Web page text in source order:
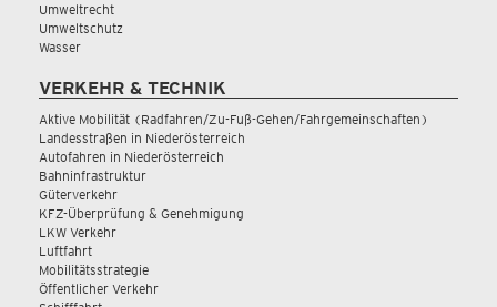
Umweltrecht
Umweltschutz
Wasser
VERKEHR & TECHNIK
Aktive Mobilität (Radfahren/Zu-Fuß-Gehen/Fahrgemeinschaften)
Landesstraßen in Niederösterreich
Autofahren in Niederösterreich
Bahninfrastruktur
Güterverkehr
KFZ-Überprüfung & Genehmigung
LKW Verkehr
Luftfahrt
Mobilitätsstrategie
Öffentlicher Verkehr